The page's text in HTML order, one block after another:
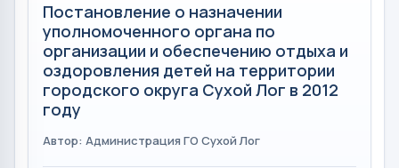
Постановление о назначении
уполномоченного органа по
организации и обеспечению отдыха и
оздоровления детей на территории
городского округа Сухой Лог в 2012
году
Автор: Администрация ГО Сухой Лог